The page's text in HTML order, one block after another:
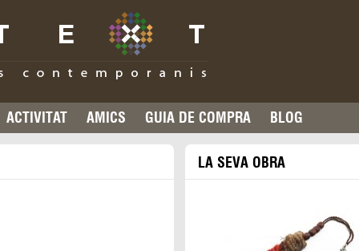
ACTIVITAT AMICS GUIA DE COMPRA BLOG
LA SEVA OBRA